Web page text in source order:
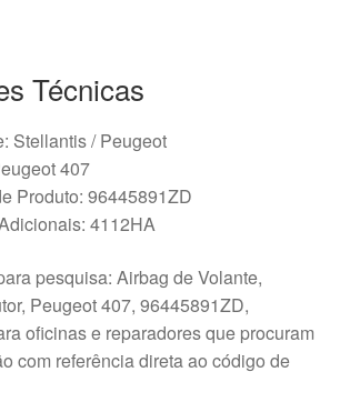
Técnicas
Stellantis / Peugeot
407
Produto: 96445891ZD
4112HA
pesquisa: Airbag de Volante,
Peugeot 407, 96445891ZD,
oficinas e reparadores que procuram
com referência direta ao código de